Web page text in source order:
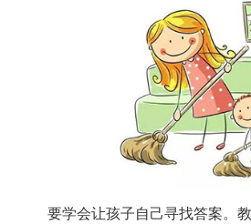
要学会让孩子自己寻找答案。教